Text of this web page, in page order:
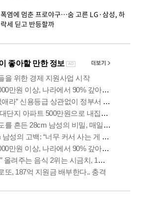
폭염에 멈춘 프로야구…숨 고른 LG·삼성, 하
락세 딛고 반등할까